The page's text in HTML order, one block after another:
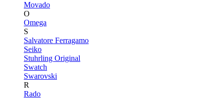
Movado
O
Omega
S
Salvatore Ferragamo
Seiko
Stuhrling Original
Swatch
Swarovski
R
Rado